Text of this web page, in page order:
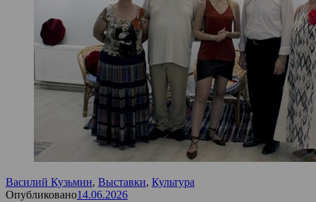
Василий Кузьмин, Выставки, Культура
Опубликовано14.06.2026